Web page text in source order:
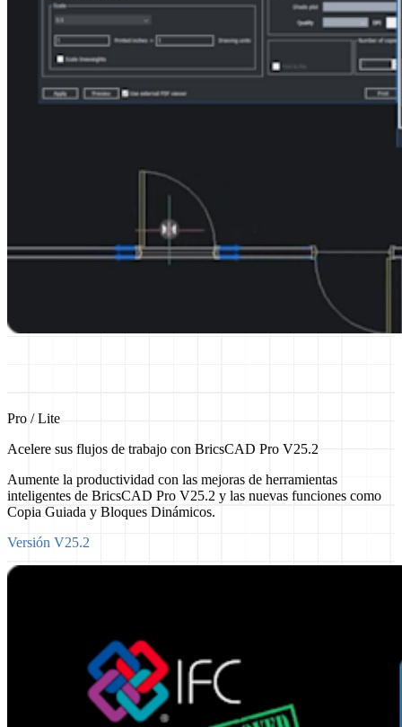
Pro / Lite
Acelere sus flujos de trabajo con BricsCAD Pro V25.2
Aumente la productividad con las mejoras de herramientas
inteligentes de BricsCAD Pro V25.2 y las nuevas funciones como
Copia Guiada y Bloques Dinámicos.
Versión V25.2